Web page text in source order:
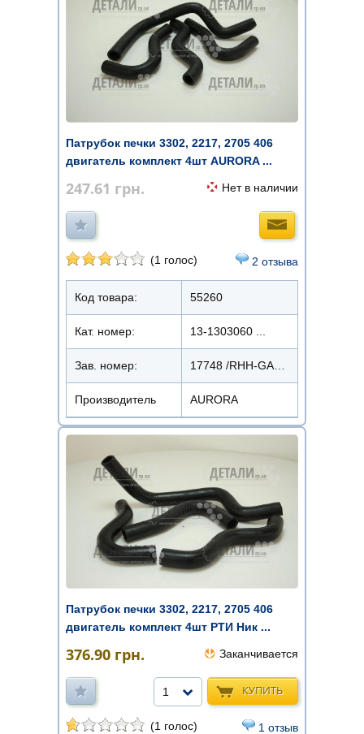
Патрубок печки 3302, 2217, 2705 406
двигатель комплект 4шт AURORA ...
247.61 грн. Нет в наличии
(1 голос) 2 отзыва
Код товара: 55260
Кат. номер: 13-1303060 ...
Зав. номер:
Производитель AURORA
Патрубок печки 3302, 2217, 2705 406
двигатель комплект 4шт РТИ Ник ...
376.90 грн. Заканчивается
КУПИТЬ
1
(1 голос) 1 отзыв